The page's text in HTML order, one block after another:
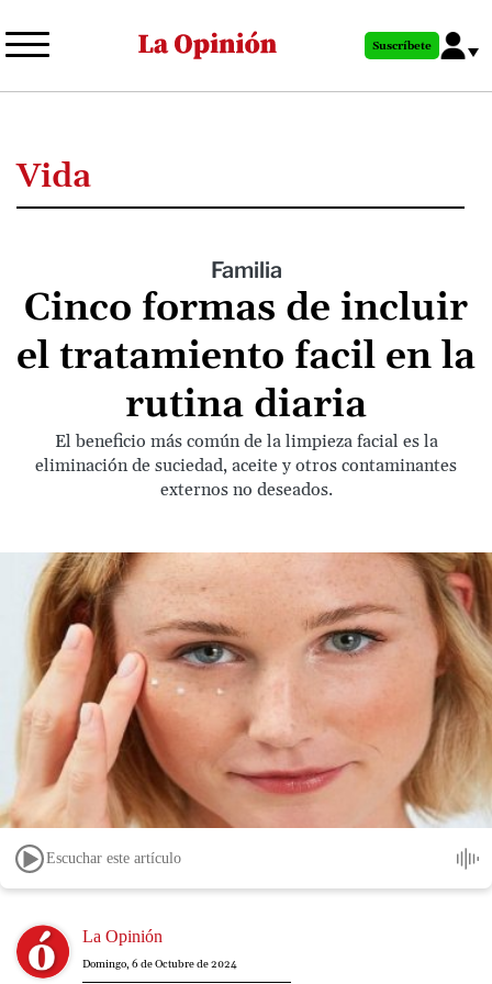
al
principal
Suscríbete
Vida
Familia
Cinco formas de incluir
el tratamiento facil en la
rutina diaria
El beneficio más común de la limpieza facial es la
eliminación de suciedad, aceite y otros contaminantes
externos no deseados.
Escuchar este artículo
Image La Opinión
Domingo, 6 de Octubre de 2024